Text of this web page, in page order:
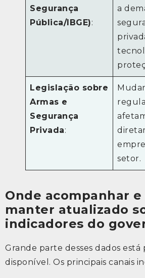
Segurança
Pública/IBGE):
a
Legislação sobre
Armas e
Segurança
Privada:
setor.
Onde acompanhar e
manter atualizado
indicadores do
Grande parte desses dados
disponível. Os principais canais